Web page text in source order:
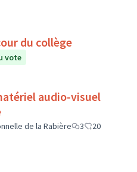
de la cour du collège
vote
audio-visuel
de la Rabière 3
20